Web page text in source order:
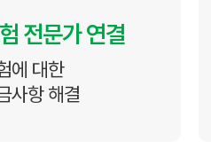
전문가 연결
에 대한
사항 해결